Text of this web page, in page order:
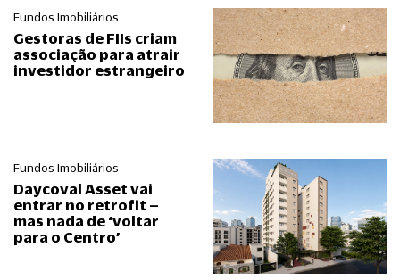
Fundos Imobiliários
Gestoras de FIIs criam
associação para atrair
investidor estrangeiro
Fundos Imobiliários
Daycoval Asset vai
entrar no retrofit –
mas nada de ‘voltar
para o Centro’